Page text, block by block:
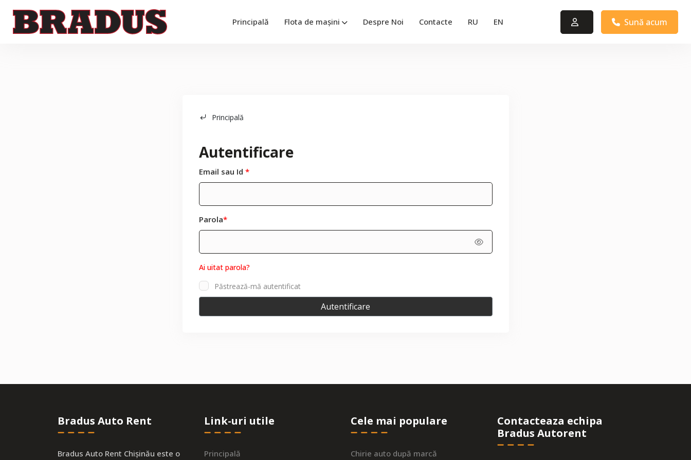
Principală Flota de mașini Despre Noi Contacte RU EN Sună acum
Principală
Autentificare
Email sau Id *
Parola*
Ai uitat parola?
Păstrează-mă autentificat
Autentificare
Bradus Auto Rent
Bradus Auto Rent Chișinău este o
Link-uri utile
Principală
Cele mai populare
Chirie auto după marcă
Contacteaza echipa
Bradus Autorent